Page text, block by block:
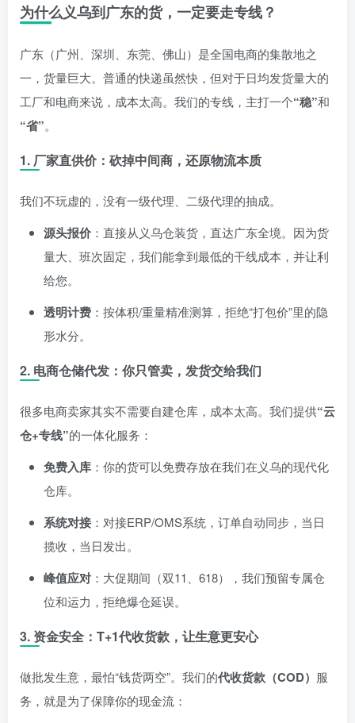
为什么义乌到广东的货，一定要走专线？
广东（广州、深圳、东莞、佛山）是全国电商的集散地之
一，货量巨大。普通的快递虽然快，但对于日均发货量大的
工厂和电商来说，成本太高。我们的专线，主打一个“稳”和
“省”。
1. 厂家直供价：砍掉中间商，还原物流本质
我们不玩虚的，没有一级代理、二级代理的抽成。
源头报价 ：直接从义乌仓装货，直达广东全境。因为货
量大、班次固定，我们能拿到最低的干线成本，并让利
给您。
透明计费 ：按体积/重量精准测算，拒绝“打包价”里的隐
形水分。
2. 电商仓储代发：你只管卖，发货交给我们
很多电商卖家其实不需要自建仓库，成本太高。我们提供“云
仓+专线”的一体化服务：
免费入库 ：你的货可以免费存放在我们在义乌的现代化
仓库。
系统对接 ：对接ERP/OMS系统，订单自动同步，当日
揽收，当日发出。
峰值应对 ：大促期间（双11、618），我们预留专属仓
位和运力，拒绝爆仓延误。
3. 资金安全：T+1代收货款，让生意更安心
做批发生意，最怕“钱货两空”。我们的代收货款（COD） 服
务，就是为了保障你的现金流：